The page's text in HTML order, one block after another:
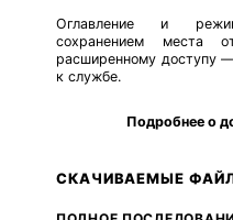
Оглавление и
сохранением места
расширенному доступу
к службе.
Подробнее о
СКАЧИВАЕМЫЕ